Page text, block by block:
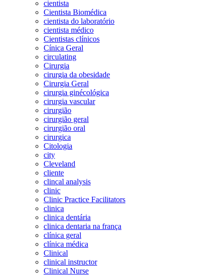
cientista
Cientista Biomédica
cientista do laboratório
cientista médico
Cientistas clínicos
Cínica Geral
circulating
Cirurgia
cirurgia da obesidade
Cirurgia Geral
cirurgia ginécológica
cirurgia vascular
cirurgião
cirurgião geral
cirurgião oral
cirurgica
Citologia
city
Cleveland
cliente
clincal analysis
clinic
Clinic Practice Facilitators
clinica
clinica dentária
clinica dentaria na frança
clínica geral
clínica médica
Clinical
clinical instructor
Clinical Nurse